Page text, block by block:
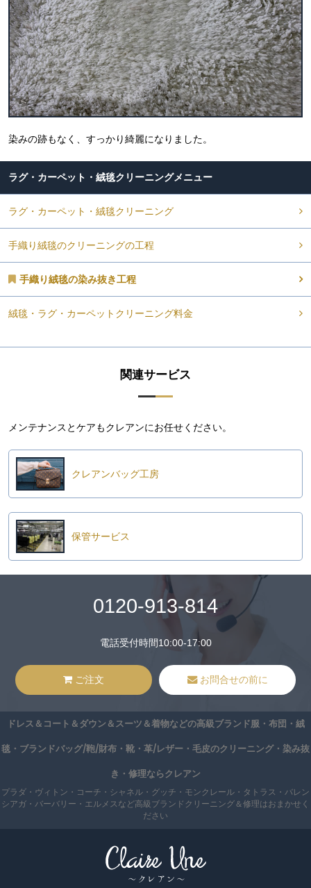
染みの跡もなく、すっかり綺麗になりました。
ラグ・カーペット・絨毯クリーニング
ラグ・カーペット・絨毯クリーニング
手織り絨毯のクリーニングの工程
手織り絨毯の染み抜き工程
絨毯・ラグ・カーペットクリーニング料金
関連サービス
メンテナンスとケアもクレアンにお任せください。
クレアンバッグ工房
保管サービス
0120-913-814
電話受付時間10:00-17:00
ご注文 お問合せの前に
ドレス＆コート＆ダウン＆スーツ＆着物などの高級ブランド服・布団・絨
毯・ブランドバッグ/鞄/財布・靴・革/レザー・毛皮のクリーニング・染み抜
き・修理ならクレアン
プラダ・ヴィトン・コーチ・シャネル・グッチ・モンクレール・タトラス・バレン
シアガ・バーバリー・エルメスなど高級ブランドクリーニング＆修理はおまかせく
ださい